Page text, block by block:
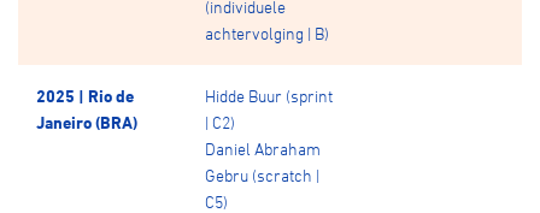
(individuele
achtervolging | B)
2025 | Rio de
Janeiro (BRA)
Hidde Buur (sprint
| C2)
Daniel Abraham
Gebru (scratch |
C5)